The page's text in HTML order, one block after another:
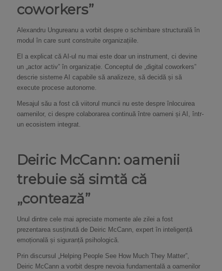
coworkers”
Alexandru Ungureanu a vorbit despre o schimbare structurală în
modul în care sunt construite organizațiile.
El a explicat că AI-ul nu mai este doar un instrument, ci devine
un „actor activ” în organizație. Conceptul de „digital coworkers”
descrie sisteme AI capabile să analizeze, să decidă și să
execute procese autonome.
Mesajul său a fost că viitorul muncii nu este despre înlocuirea
oamenilor, ci despre colaborarea continuă între oameni și AI, într-
un ecosistem integrat.
Deiric McCann: oamenii
trebuie să simtă că
„contează”
Unul dintre cele mai apreciate momente ale zilei a fost
prezentarea susținută de Deiric McCann, expert în inteligență
emoțională și siguranță psihologică.
Prin discursul „Helping People See How Much They Matter”,
Deiric McCann a vorbit despre nevoia fundamentală a oamenilor